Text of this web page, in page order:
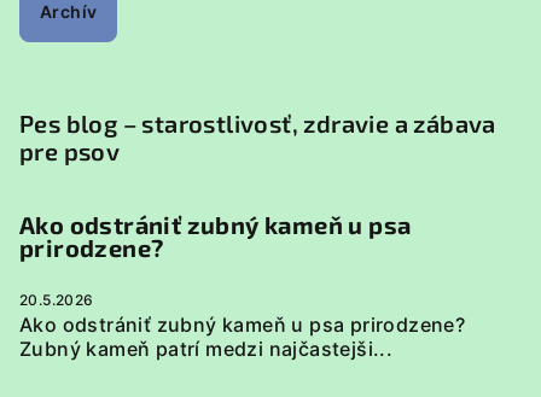
Archív
Pes blog – starostlivosť, zdravie a zábava
pre psov
Ako odstrániť zubný kameň u psa
prirodzene?
20.5.2026
Ako odstrániť zubný kameň u psa prirodzene?
Zubný kameň patrí medzi najčastejši...